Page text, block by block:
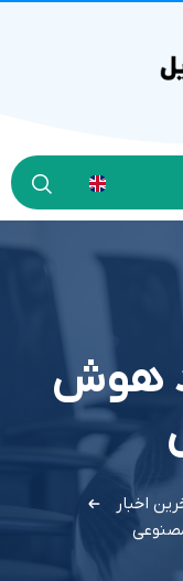
هوش
اخبار